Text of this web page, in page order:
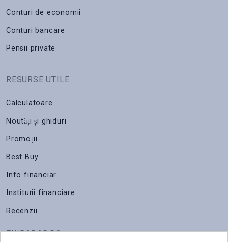
Conturi de economii
Conturi bancare
Pensii private
RESURSE UTILE
Calculatoare
Noutăți și ghiduri
Promoții
Best Buy
Info financiar
Instituții financiare
Recenzii
FINRADAR.RO